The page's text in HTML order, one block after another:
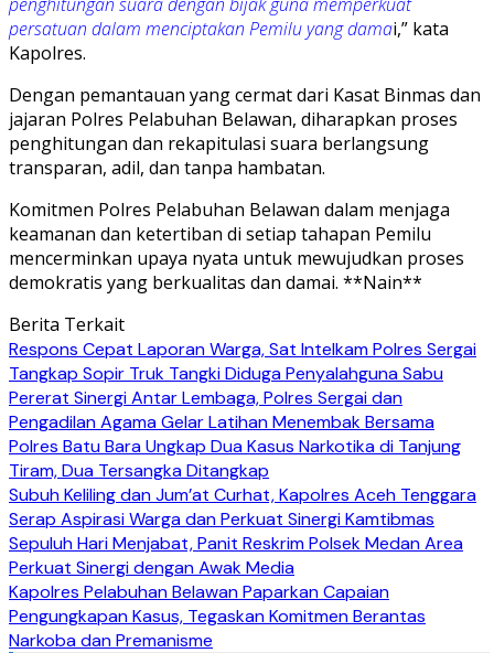
persatuan dalam menciptakan Pemilu yang damai,” kata
Kapolres.
Dengan pemantauan yang cermat dari Kasat Binmas dan
jajaran Polres Pelabuhan Belawan, diharapkan proses
penghitungan dan rekapitulasi suara berlangsung
transparan, adil, dan tanpa hambatan.
Komitmen Polres Pelabuhan Belawan dalam menjaga
keamanan dan ketertiban di setiap tahapan Pemilu
mencerminkan upaya nyata untuk mewujudkan proses
demokratis yang berkualitas dan damai. **Nain**
Berita Terkait
Respons Cepat Laporan Warga, Sat Intelkam Polres Sergai
Tangkap Sopir Truk Tangki Diduga Penyalahguna Sabu
Pererat Sinergi Antar Lembaga, Polres Sergai dan
Pengadilan Agama Gelar Latihan Menembak Bersama
Polres Batu Bara Ungkap Dua Kasus Narkotika di Tanjung
Tiram, Dua Tersangka Ditangkap
Subuh Keliling dan Jum’at Curhat, Kapolres Aceh Tenggara
Serap Aspirasi Warga dan Perkuat Sinergi Kamtibmas
Sepuluh Hari Menjabat, Panit Reskrim Polsek Medan Area
Perkuat Sinergi dengan Awak Media
Kapolres Pelabuhan Belawan Paparkan Capaian
Pengungkapan Kasus, Tegaskan Komitmen Berantas
Narkoba dan Premanisme